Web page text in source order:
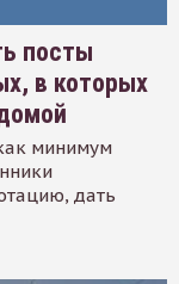
посты
в которых
минимум
дать